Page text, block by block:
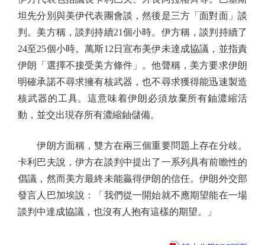
坦先分別與美伊代表團會談，然後是三方「面對面」談
判。美方稱，談判持續21個小時。伊方稱，談判持續了
24至25個小時。萬斯12日宣布美伊未達成協議，並指責
伊朗「選擇不接受美方條件」。他聲稱，美方要求伊朗
明確承諾不尋求擁有核武器，也不尋求獲得能迅速製造
核武器的工具。這意味着伊朗必須放棄所有鈾濃縮活
動，並交出現存所有濃縮鈾儲備。
伊朗方面稱，雙方在兩三個重要問題上存在分歧。
卡利巴夫說，伊方在談判中提出了一系列具有前瞻性的
倡議，然而美方最終未能贏得伊朗的信任。伊朗外交部
發言人巴加埃說：「我們從一開始就不應期望能在一場
談判中達成協議，也沒有人抱有這樣的期望。」